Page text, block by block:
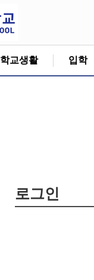
학교생활 입학
로그인